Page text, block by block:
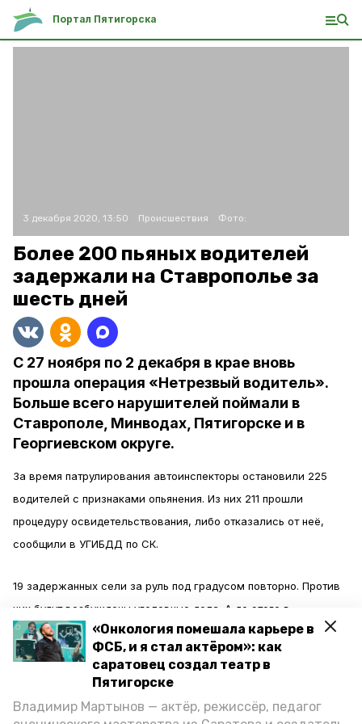
«Онкология помешала карьере в
ФСБ, и я стал актёром»: как
саратовец создал театр в
Пятигорске
Владимир Мартынов — актёр, режиссёр, педагог
Портал Пятигорска
3 декабря 2020, 13:50 Происшествия Фото:
Более 200 пьяных водителей
задержали на Ставрополье за
шесть дней
С 27 ноября по 2 декабря в крае вновь
прошла операция «Нетрезвый водитель».
Больше всего нарушителей поймали в
Ставрополе, Минводах, Пятигорске и в
Георгиевском округе.
За время патрулирования автоинспекторы остановили 225
водителей с признаками опьянения. Из них 211 прошли
процедуру освидетельствования, либо отказались от неё,
сообщили в УГИБДД по СК.
19 задержанных сели за руль под градусом повторно. Против
них будут возбуждены уголовные дела. А до этого в
Пятигорске с 7 по 11 марта 2018 годаостановили20 пьяных
водителей.
продолжены. Госавтоинспекторы Пятигорска просят гостей и